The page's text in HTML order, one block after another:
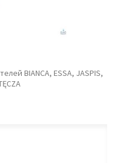
BIANCA, ESSA, JASPIS,